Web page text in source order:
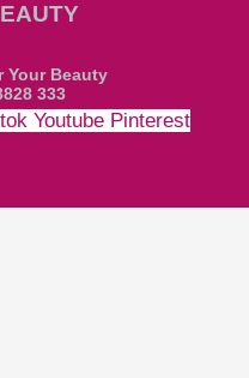
Your Beauty
333
Youtube Pinterest